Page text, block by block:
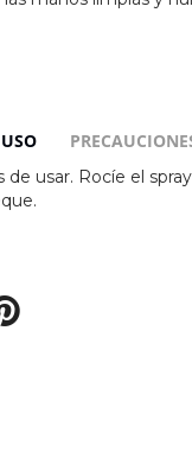
usar. Rocíe el